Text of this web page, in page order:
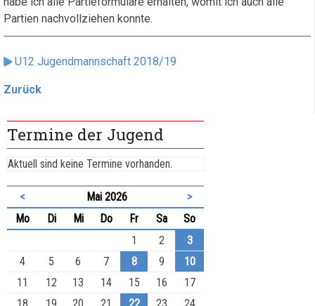
Partien nachvollziehen konnte.
U12 Jugendmannschaft 2018/19
Zurück
Termine der Jugend
Aktuell sind keine Termine vorhanden.
< Mai 2026
>
Montag Dienstag
Mittwoch
Donnerstag
FreitagSamstag
Sonntag
1
2
3
4
5 6 7 8 9
10
11
12 13 14 15 16
17